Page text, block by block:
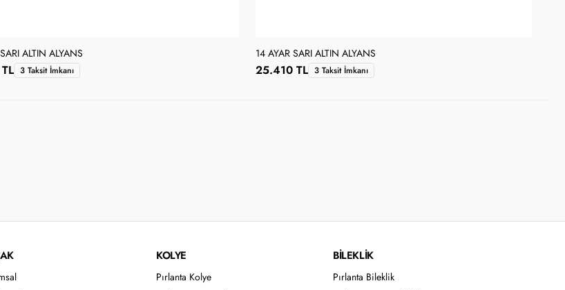
ALTIN ALYANS
3 Taksit İmkanı
14 AYAR SARI ALTIN ALYANS
25.410 TL 3 Taksit İmkanı
KOLYE
Pırlanta Kolye
BİLEKLİK
Pırlanta Bileklik